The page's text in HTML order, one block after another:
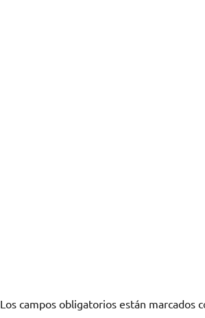
Los campos obligatorios están marcados